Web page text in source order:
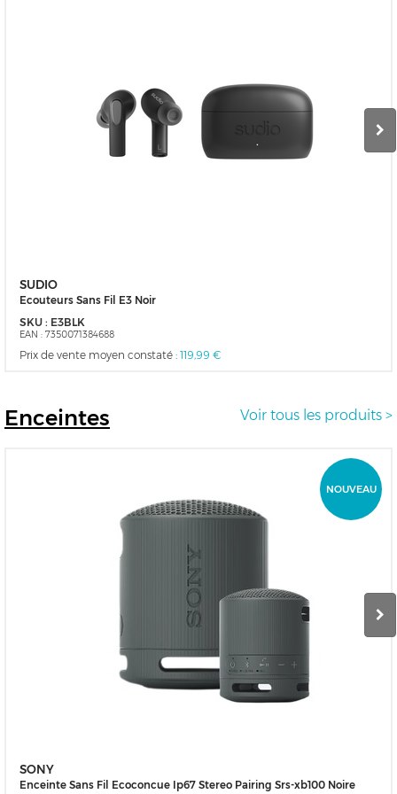
SUDIO
Ecouteurs Sans Fil E3 Noir
SKU : E3BLK
EAN : 7350071384688
Prix de vente moyen constaté : 119,99 €
Voir tous les produits >
Enceintes
NOUVEAU
SONY
Enceinte Sans Fil Ecoconcue Ip67 Stereo Pairing Srs-xb100 Noire